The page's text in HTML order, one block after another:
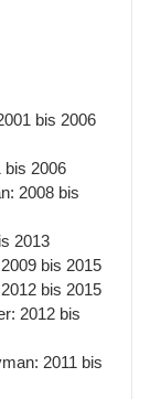
bis 2006
bis 2006
2008 bis
2013
bis 2015
bis 2015
2012 bis
2011 bis